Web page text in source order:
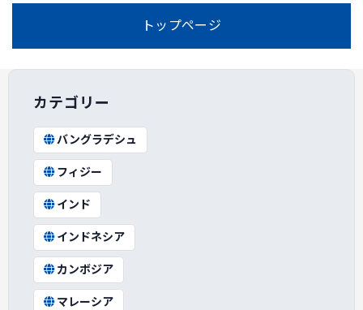
トップページ
カテゴリー
バングラデシュ
フィジー
インド
インドネシア
カンボジア
マレーシア